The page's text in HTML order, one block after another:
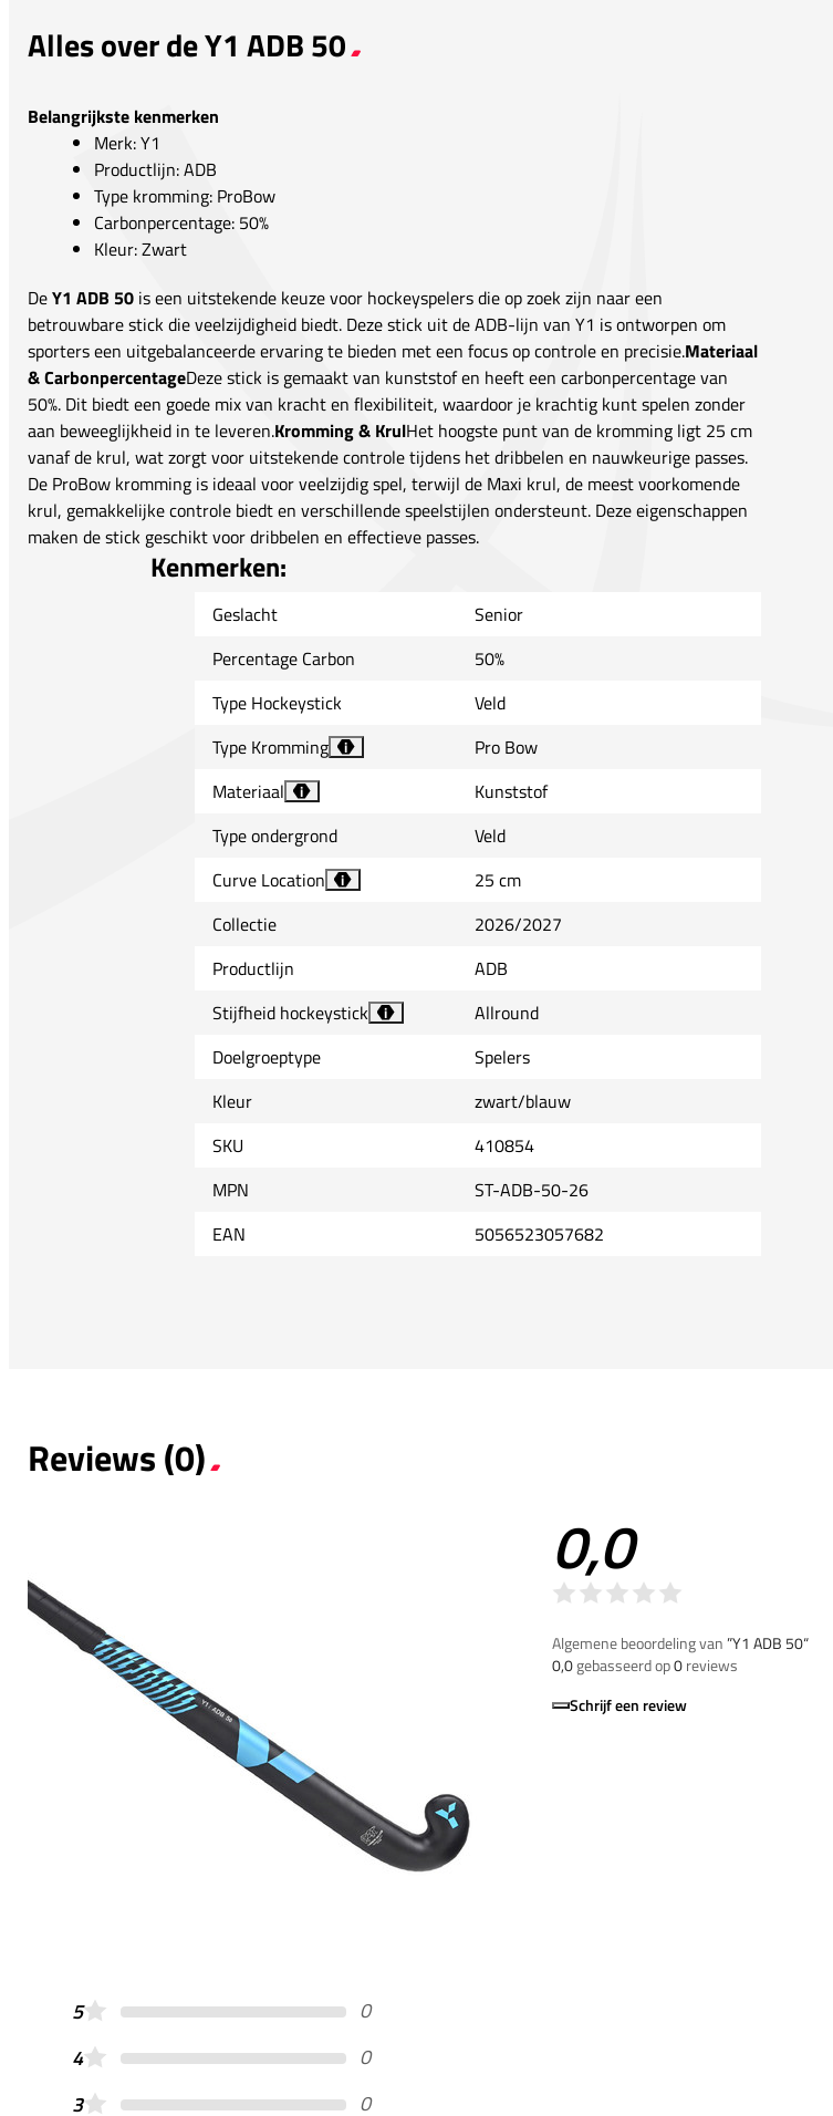
Alles over de Y1 ADB 50
Belangrijkste kenmerken
Merk: Y1
Productlijn: ADB
Type kromming: ProBow
Carbonpercentage: 50%
Kleur: Zwart
DeY1 ADB 50 is een uitstekende keuze voor hockeyspelers die op zoek zijn naar een
betrouwbare stick die veelzijdigheid biedt. Deze stick uit de ADB-lijn van Y1 is ontworpen om
sporters een uitgebalanceerde ervaring te bieden met een focus op controle en precisie.Materiaal
& CarbonpercentageDeze stick is gemaakt van kunststof en heeft een carbonpercentage van
50%. Dit biedt een goede mix van kracht en flexibiliteit, waardoor je krachtig kunt spelen zonder
aan beweeglijkheid in te leveren.Kromming & KrulHet hoogste punt van de kromming ligt 25 cm
vanaf de krul, wat zorgt voor uitstekende controle tijdens het dribbelen en nauwkeurige passes.
De ProBow kromming is ideaal voor veelzijdig spel, terwijl de Maxi krul, de meest voorkomende
krul, gemakkelijke controle biedt en verschillende speelstijlen ondersteunt. Deze eigenschappen
maken de stick geschikt voor dribbelen en effectieve passes.
Kenmerken:
Geslacht
Senior
Percentage Carbon
50%
Type Hockeystick
Veld
Type Kromming
i
Pro Bow
Materiaal
i
Kunststof
Type ondergrond
Veld
Curve Location
i
25 cm
Collectie
2026/2027
Productlijn
ADB
Stijfheid hockeystick
i
Allround
Doelgroeptype
Spelers
Kleur
zwart/blauw
SKU
410854
MPN
ST-ADB-50-26
EAN
5056523057682
Reviews (0)
0,0
Algemene beoordeling van”Y1 ADB 50“
0,0gebasseerd op0reviews
Schrijf een review
5
0
4
0
3
0